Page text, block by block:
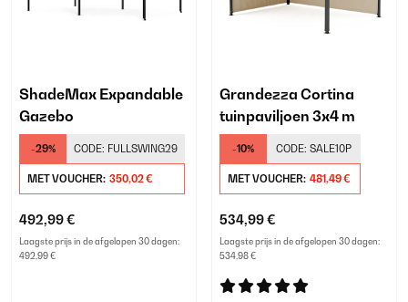
ShadeMax Expandable
Gazebo
-29% CODE: FULLSWING29
MET VOUCHER: 350,02 €
492,99 €
Laagste prijs in de afgelopen 30 dagen:
492,99 €
Grandezza Cortina
tuinpaviljoen 3x4 m
-10% CODE: SALE10P
MET VOUCHER: 481,49 €
534,99 €
Laagste prijs in de afgelopen 30 dagen:
534,98 €